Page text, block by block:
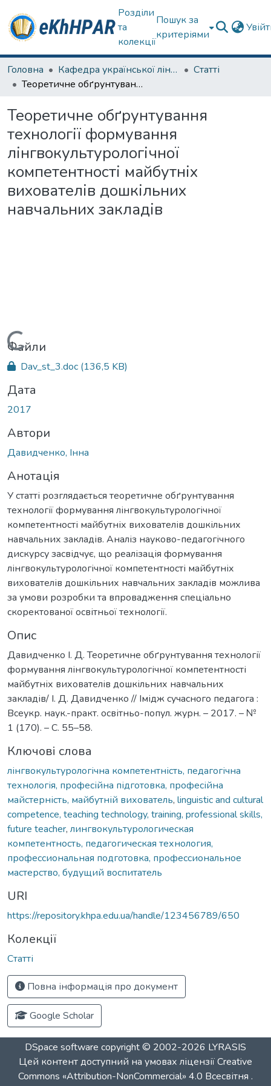
Розділи
та
колекції
Пошук за
критеріями
Головна Кафедра української лінгвістики, літератури та методики навчання
Статті
Теоретичне обґрунтування технології формування лінгвокультурологічної компетентності майбутніх вихователів дошкільних навчальних закладів
Теоретичне обґрунтування
технології формування
лінгвокультурологічної
компетентності майбутніх
вихователів дошкільних
навчальних закладів
Вантажиться...
Файли
Dav_st_3.doc (136,5 KB)
Дата
2017
Автори
Давидченко, Інна
Анотація
У статті розглядається теоретичне обґрунтування
технології формування лінгвокультурологічної
компетентності майбутніх вихователів дошкільних
навчальних закладів. Аналіз науково-педагогічного
дискурсу засвідчує, що реалізація формування
лінгвокультурологічної компетентності майбутніх
вихователів дошкільних навчальних закладів можлива
за умови розробки та впровадження спеціально
скоректованої освітньої технології.
Опис
Давидченко І. Д. Теоретичне обґрунтування технології
формування лінгвокультурологічної компетентності
майбутніх вихователів дошкільних навчальних
закладів/ І. Д. Давидченко // Імідж сучасного педагога :
Всеукр. наук.-практ. освітньо-попул. журн. – 2017. – №
1 (170). – С. 55–58.
Ключові слова
лінгвокультурологічна компетентність, педагогічна
технологія, професійна підготовка, професійна
майстерність, майбутній вихователь, linguistic and cultural
competence, teaching technology, training, professional skills,
future teacher, лингвокультурологическая
компетентность, педагогическая технология,
профессиональная подготовка, профессиональное
мастерство, будущий воспитатель
URI
https://repository.khpa.edu.ua/handle/123456789/650
Колекції
Статті
Повна інформація про документ
Google Scholar
DSpace software copyright © 2002-2026 LYRASIS
Цей контент доступний на умовах ліцензіїCreative
Commons «Attribution-NonCommercial» 4.0 Всесвітня .